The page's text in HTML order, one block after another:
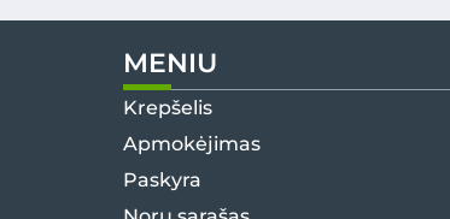
MENIU
Krepšelis
Apmokėjimas
Paskyra